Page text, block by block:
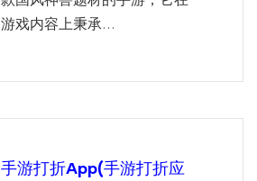
游戏内容上秉承...
手游打折app(手游打折应